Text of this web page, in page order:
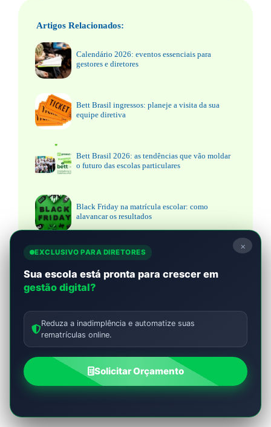
Artigos Relacionados:
Calendário 2026: eventos essenciais para
gestores e diretores
Bett Brasil ingressos: planeje a visita da sua
equipe diretiva
Bett Brasil 2026: as tendências que vão moldar
o futuro das escolas particulares
Black Friday na matrícula escolar: como
alavancar os resultados
×
EXCLUSIVO PARA DIRETORES
Sua escola está pronta para crescer em
gestão digital?
Reduza a inadimplência e automatize suas
rematrículas online.
Solicitar Orçamento